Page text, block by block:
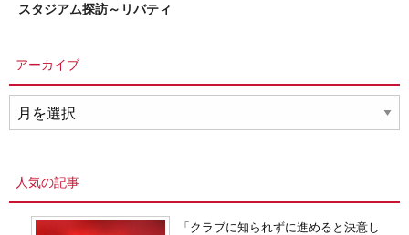
スタジアム探訪～リバティ
アーカイブ
ー
人気の記事
「クラブに知られずに進めると決意し